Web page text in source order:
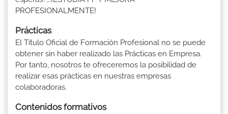
PROFESIONALMENTE!
Prácticas
El Título Oficial de Formación Profesional no se puede
obtener sin haber realizado las Prácticas en Empresa.
Por tanto, nosotros te ofreceremos la posibilidad de
realizar esas prácticas en nuestras empresas
colaboradoras.
Contenidos formativos